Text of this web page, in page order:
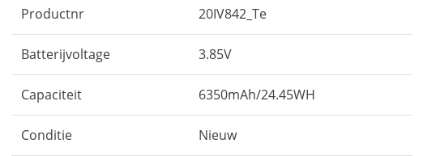
Productnr 20IV842_Te
Batterijvoltage 3.85V
Capaciteit 6350mAh/24.45WH
Conditie Nieuw